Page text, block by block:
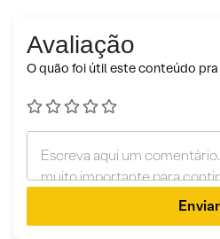
Avaliação
O quão foi útil este conteúdo pra
Enviar